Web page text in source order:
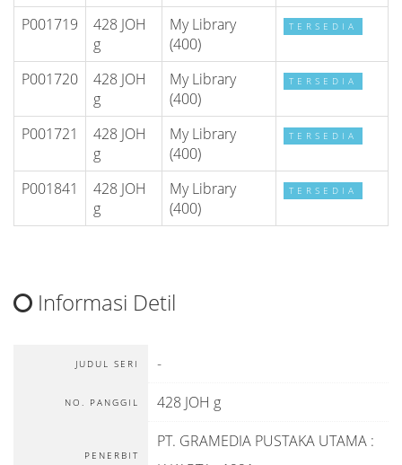
P001719
428 JOH
g
My Library
(400)
TERSEDIA
P001720
428 JOH
g
My Library
(400)
TERSEDIA
P001721
428 JOH
g
My Library
(400)
TERSEDIA
P001841
428 JOH
g
My Library
(400)
TERSEDIA
Informasi Detil
JUDUL SERI -
NO. PANGGIL 428 JOH g
PENERBIT
PT. GRAMEDIA PUSTAKA UTAMA :